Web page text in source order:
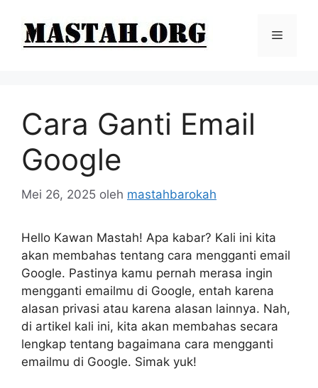
Menu
Cara Ganti Email
Google
Mei 26, 2025 oleh mastahbarokah
Hello Kawan Mastah! Apa kabar? Kali ini kita
akan membahas tentang cara mengganti email
Google. Pastinya kamu pernah merasa ingin
mengganti emailmu di Google, entah karena
alasan privasi atau karena alasan lainnya. Nah,
di artikel kali ini, kita akan membahas secara
lengkap tentang bagaimana cara mengganti
emailmu di Google. Simak yuk!